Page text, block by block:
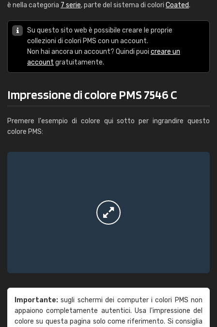
è nella categoria 7 serie, parte del sistema di colori Coated.
Su questo sito web è possibile creare le proprie
collezioni di colori PMS con un account.
Non hai ancora un account? Quindi puoi creare un
account gratuitamente.
Impressione di colore PMS 7546 C
Premere l'esempio di colore qui sotto per ingrandire questo
colore PMS:
Importante: sugli schermi dei computer i colori PMS non
appaiono completamente autentici. Usa l'impressione del
colore su questa pagina solo come riferimento. Si consiglia